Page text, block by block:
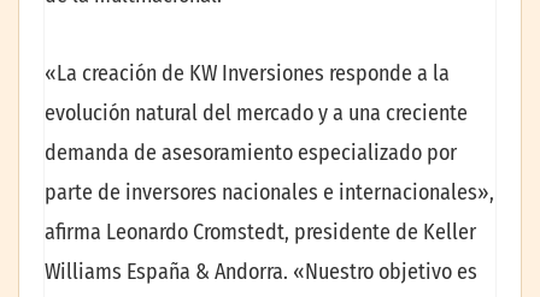
«La creación de KW Inversiones responde a la
evolución natural del mercado y a una creciente
demanda de asesoramiento especializado por
parte de inversores nacionales e internacionales»,
afirma Leonardo Cromstedt, presidente de Keller
Williams España & Andorra. «Nuestro objetivo es